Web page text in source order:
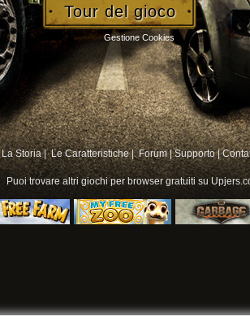
Tour del gioco
La Storia | Le Caratteristiche | Forum|Supporto|
Puoi trovare altrigiochi per browser gratuiti su
Gestione Cookies